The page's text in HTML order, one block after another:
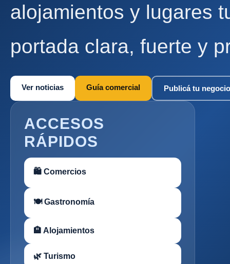
alojamientos y lugares
portada clara, fuerte y
Ver noticias Guía comercial Publicá tu negocio
ACCESOS
RÁPIDOS
🛍 Comercios
🍽 Gastronomía
🏨 Alojamientos
🌿 Turismo